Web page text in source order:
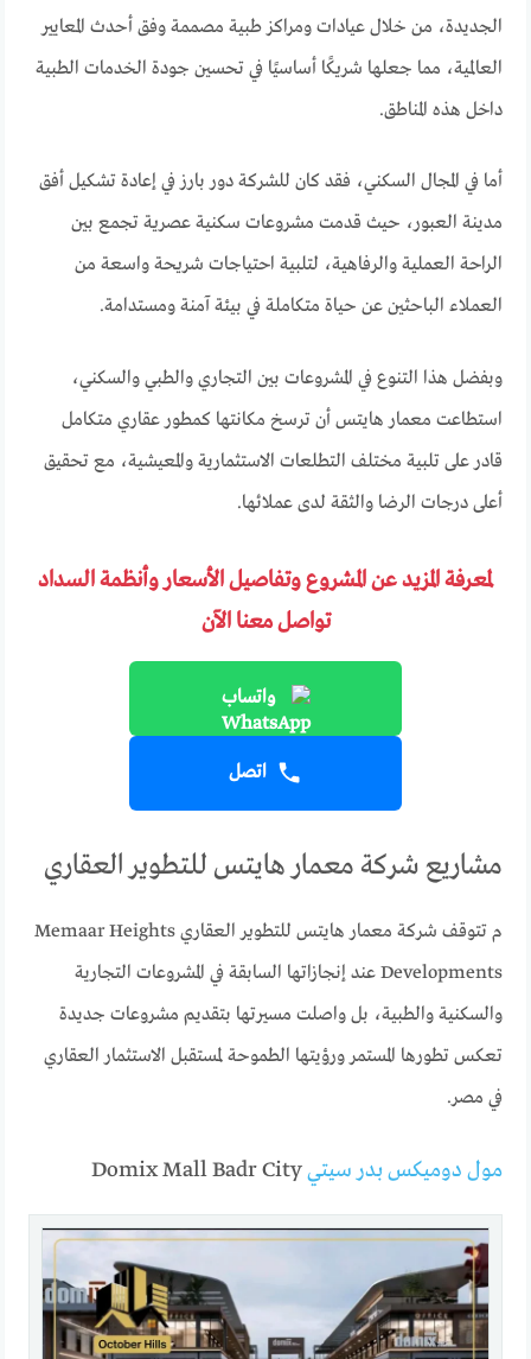
الجديدة، من خلال عيادات ومراكز طبية مصممة وفق أحدث المعايير
العالمية، مما جعلها شريكًا أساسيًا في تحسين جودة الخدمات الطبية
داخل هذه المناطق.
أما في المجال السكني، فقد كان للشركة دور بارز في إعادة تشكيل أفق
مدينة العبور، حيث قدمت مشروعات سكنية عصرية تجمع بين
الراحة العملية والرفاهية، لتلبية احتياجات شريحة واسعة من
العملاء الباحثين عن حياة متكاملة في بيئة آمنة ومستدامة.
وبفضل هذا التنوع في المشروعات بين التجاري والطبي والسكني،
استطاعت معمار هايتس أن ترسخ مكانتها كمطور عقاري متكامل
قادر على تلبية مختلف التطلعات الاستثمارية والمعيشية، مع تحقيق
أعلى درجات الرضا والثقة لدى عملائها.
لمعرفة المزيد عن المشروع وتفاصيل الأسعار وأنظمة السداد
تواصل معنا الآن
واتساب
اتصل
مشاريع شركة معمار هايتس للتطوير العقاري
م تتوقف شركة معمار هايتس للتطوير العقاري Memaar Heights
Developments عند إنجازاتها السابقة في المشروعات التجارية
والسكنية والطبية، بل واصلت مسيرتها بتقديم مشروعات جديدة
تعكس تطورها المستمر ورؤيتها الطموحة لمستقبل الاستثمار العقاري
في مصر.
مول دوميكس بدر سيتيDomix Mall Badr City